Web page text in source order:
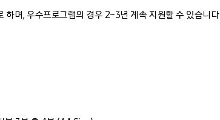
하며, 우수프로그램의 경우 2~3년 계속 지원할 수 있습니다